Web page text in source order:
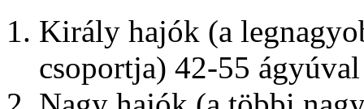
Király hajók (a
csoportja) 42-55